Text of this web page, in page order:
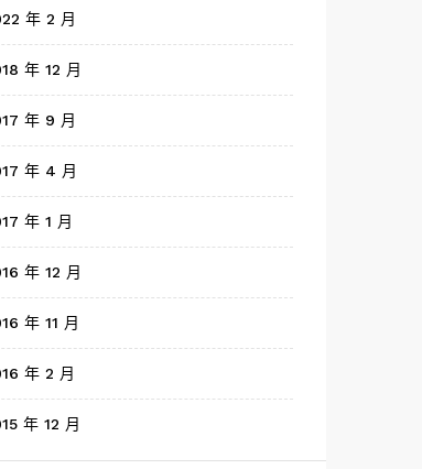
年 2 月
年 12 月
年 9 月
年 4 月
年 1 月
年 12 月
年 11 月
年 2 月
年 12 月